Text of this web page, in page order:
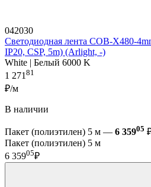
042030
Светодиодная лента COB-X480-
IP20, CSP, 5m) (Arlight, -)
White | Белый 6000 K
1 27181
₽/м
В наличии
Пакет (полиэтилен) 5 м — 6 35905
Пакет (полиэтилен) 5 м
6 35905₽